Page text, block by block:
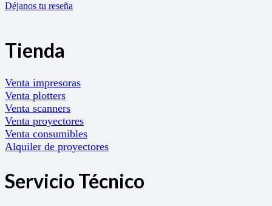
Déjanos tu reseña
Tienda
Venta impresoras
Venta plotters
Venta scanners
Venta proyectores
Venta consumibles
Alquiler de proyectores
Servicio Técnico